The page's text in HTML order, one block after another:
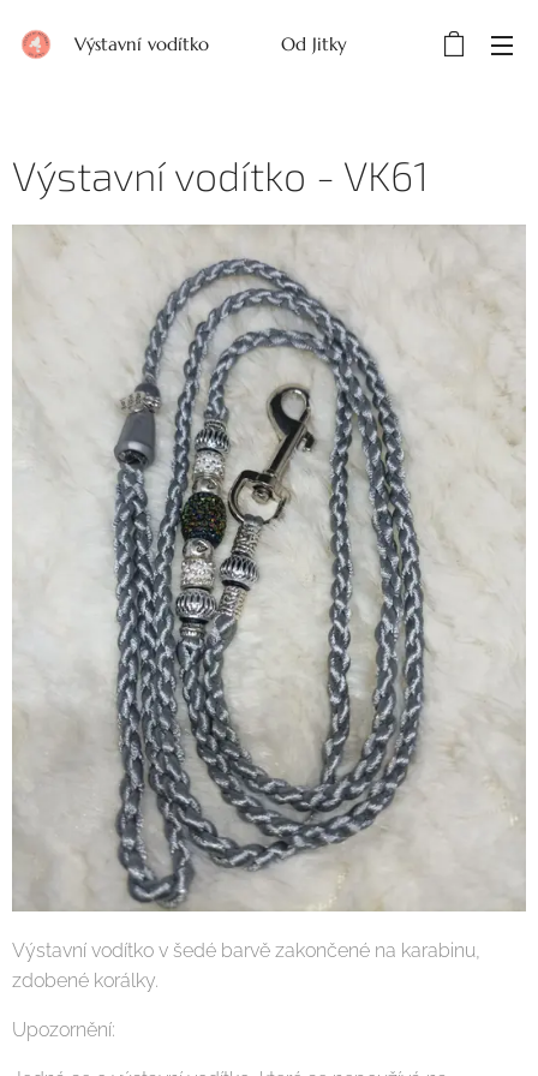
Výstavní vodítko Od Jitky
Výstavní vodítko - VK61
Výstavní vodítko v šedé barvě zakončené na karabinu,
zdobené korálky.
Upozornění: